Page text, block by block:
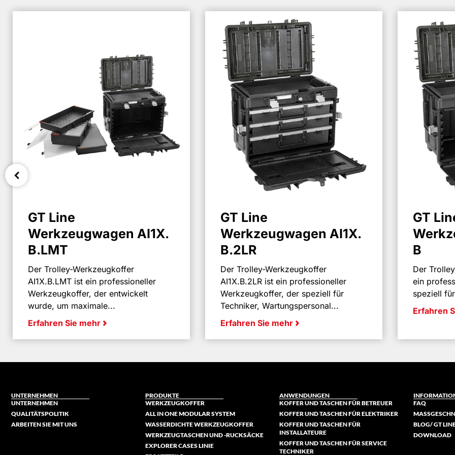
GT Line
Werkzeugwagen AI1X.
B.LMT
Der Trolley-Werkzeugkoffer
AI1X.B.LMT ist ein professioneller
Werkzeugkoffer, der entwickelt
wurde, um maximale...
Erfahren Sie mehr
GT Line
Werkzeugwagen AI1X.
B.2LR
Der Trolley-Werkzeugkoffer
AI1X.B.2LR ist ein professioneller
Werkzeugkoffer, der speziell für
Techniker, Wartungspersonal...
Erfahren Sie mehr
GT
B
Der
ein
speziell
Erfahren
UNTERNEHMEN
UNTERNEHMEN
QUALITÄTSPOLITIK
ARBEITEN SIE MIT UNS
PRODUKTE
WERKZEUGKOFFER
ALL IN ONE MODULAR SYSTEM
WASSERDICHTE WERKZEUGKOFFER
WERKZEUGTASCHEN UND -RUCKSÄCKE
EXPLORER CASES LINIE
ANWENDUNGEN
KOFFER UND TASCHEN FÜR BETREUER
KOFFER UND TASCHEN FÜR ELEKTRIKER
KOFFER UND TASCHEN FÜR
INSTALLATEURE
KOFFER UND TASCHEN FÜR SERVICE
TECHNIKER
FAQ
BLOG/ GT
DOWNLOAD